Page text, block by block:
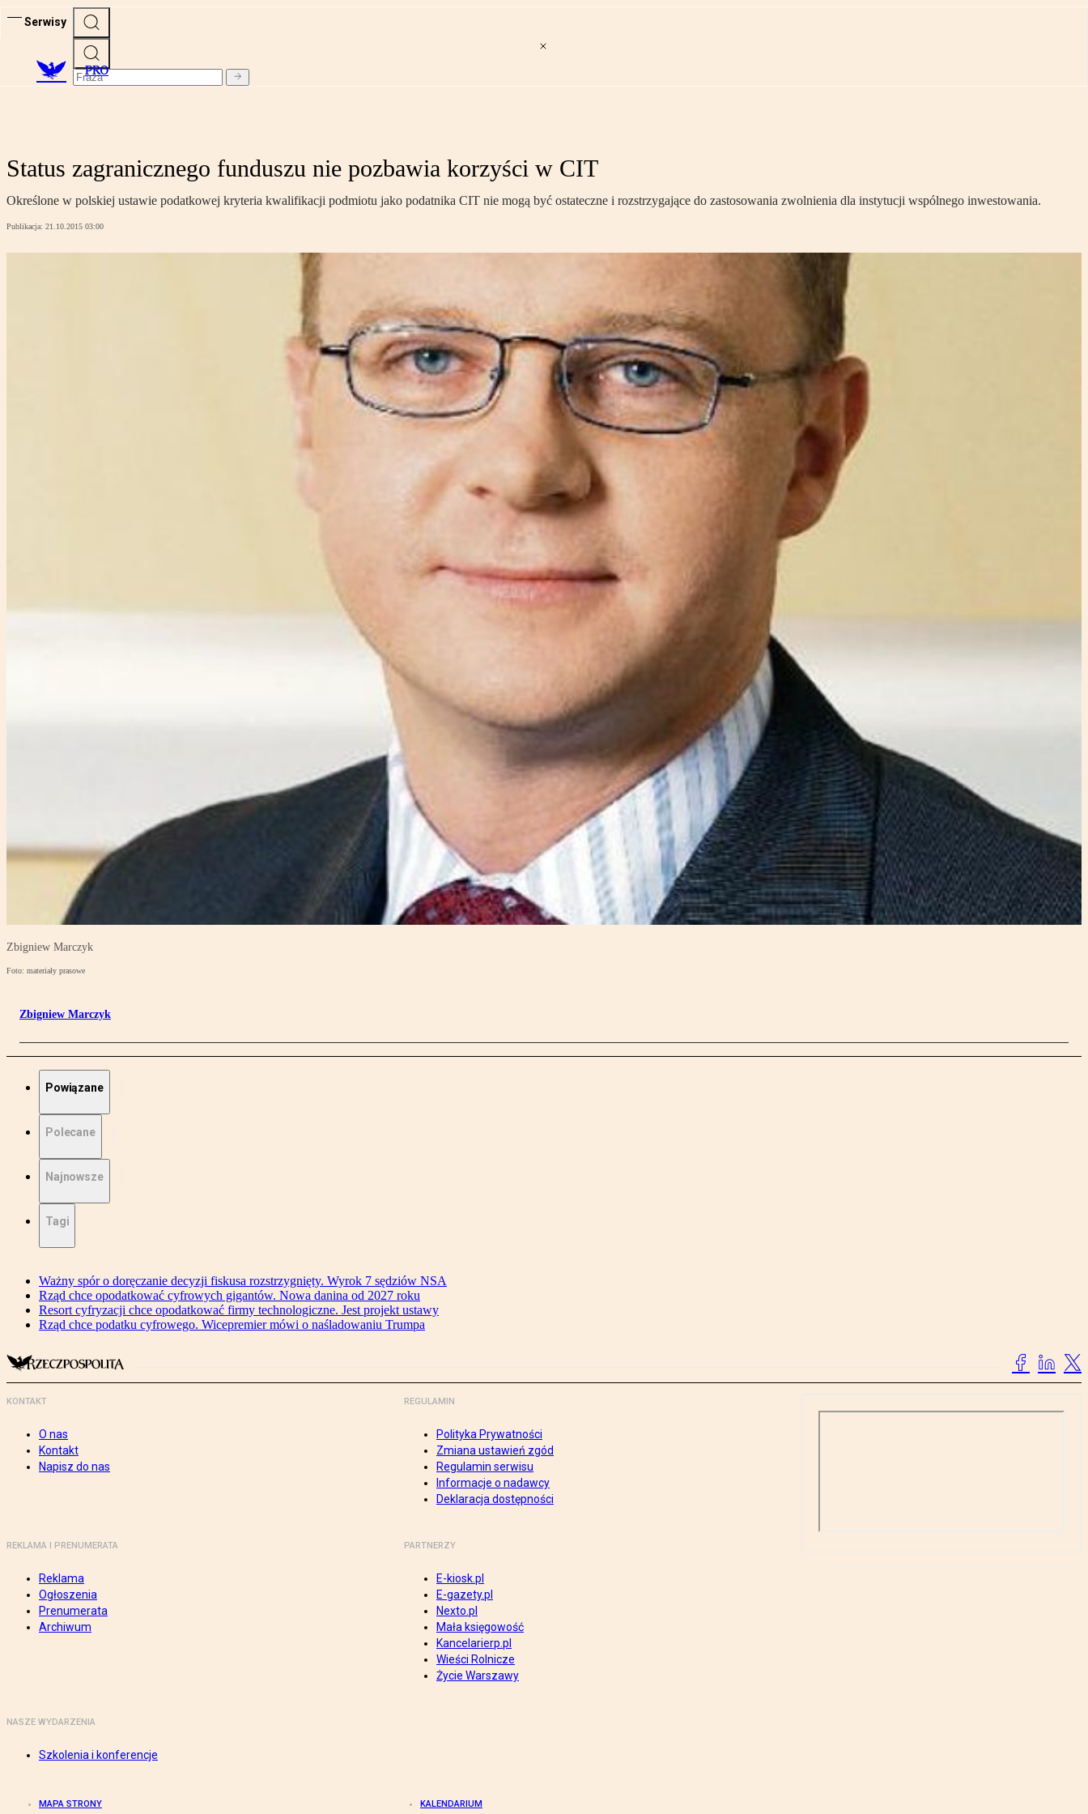
Serwisy
PRO
Status zagranicznego funduszu nie pozbawia korzyści w CIT
Określone w polskiej ustawie podatkowej kryteria kwalifikacji podmiotu jako podatnika CIT nie mogą być ostateczne i rozstrzygające do zastosowania zwolnienia dla instytucji wspólnego inwestowania.
Publikacja: 21.10.2015 03:00
Zbigniew Marczyk
Foto: materiały prasowe
Zbigniew Marczyk
Powiązane
Polecane
Najnowsze
Tagi
Ważny spór o doręczanie decyzji fiskusa rozstrzygnięty. Wyrok 7 sędziów NSA
Rząd chce opodatkować cyfrowych gigantów. Nowa danina od 2027 roku
Resort cyfryzacji chce opodatkować firmy technologiczne. Jest projekt ustawy
Rząd chce podatku cyfrowego. Wicepremier mówi o naśladowaniu Trumpa
KONTAKT
O nas
Kontakt
Napisz do nas
REGULAMIN
Polityka Prywatności
Zmiana ustawień zgód
Regulamin serwisu
Informacje o nadawcy
Deklaracja dostępności
REKLAMA I PRENUMERATA
Reklama
Ogłoszenia
Prenumerata
Archiwum
PARTNERZY
E-kiosk.pl
E-gazety.pl
Nexto.pl
Mała księgowość
Kancelarierp.pl
Wieści Rolnicze
Życie Warszawy
NASZE WYDARZENIA
Szkolenia i konferencje
MAPA STRONY KALENDARIUM